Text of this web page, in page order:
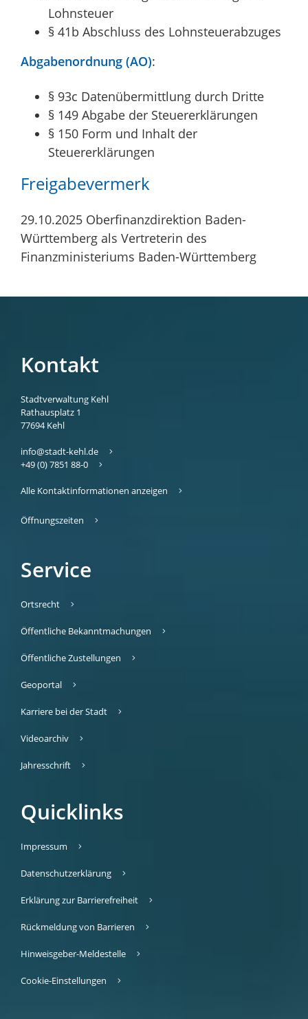
Lohnsteuer
§ 41b Abschluss des Lohnsteuerabzuges
Abgabenordnung (AO):
§ 93c Datenübermittlung durch Dritte
§ 149 Abgabe der Steuererklärungen
§ 150 Form und Inhalt der
Steuererklärungen
Freigabevermerk
29.10.2025 Oberfinanzdirektion Baden-
Württemberg als Vertreterin des
Finanzministeriums Baden-Württemberg
Kontakt
Stadtverwaltung Kehl
Rathausplatz 1
77694 Kehl
info@stadt-kehl.de
+49 (0) 7851 88-0
Alle Kontaktinformationen anzeigen
Öffnungszeiten
Service
Ortsrecht
Öffentliche Bekanntmachungen
Öffentliche Zustellungen
Geoportal
Karriere bei der Stadt
Videoarchiv
Jahresschrift
Quicklinks
Impressum
Datenschutzerklärung
Erklärung zur Barrierefreiheit
Rückmeldung von Barrieren
Hinweisgeber-Meldestelle
Cookie-Einstellungen